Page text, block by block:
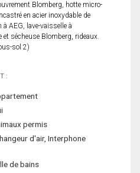
Blomberg, hotte micro-
en acier inoxydable de
AEG, lave-vaisselle à
et sécheuse Blomberg, rideaux.
sol 2)
:
permis
d'air, Interphone
de bains